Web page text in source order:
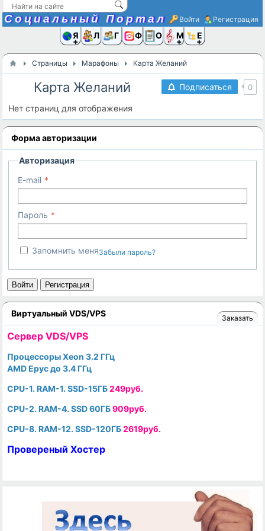
Социальный Портал Войти Регистрация
Я иЛюди
Группы
Фото Ещё
Страницы Марафоны Карта Желаний
Подписаться 0
Карта Желаний
Нет страниц для отображения
Форма авторизации
Авторизация
E-mail
Пароль
Запомнить меняЗабыли пароль?
Войти Регистрация
Виртуальный VDS/VPS Заказать
Cервер VDS/VPS
Процессоры Xeon 3.2 ГГц
AMD Epyc до 3.4 ГГц
CPU-1. RAM-1. SSD-15ГБ249руб.
CPU-2. RAM-4. SSD 60ГБ909руб.
CPU-8. RAM-12. SSD-120ГБ2619руб.
Провереный Хостер